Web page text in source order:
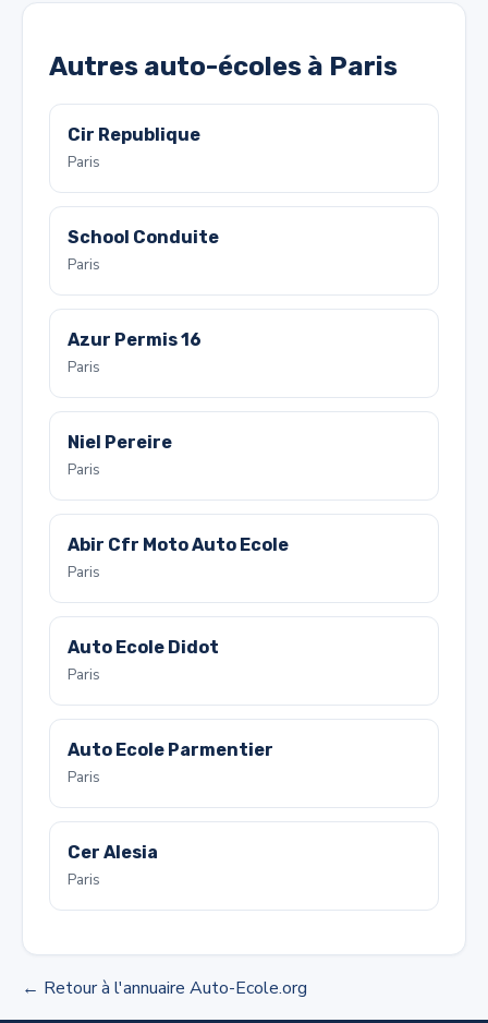
Autres auto-écoles à Paris
Cir Republique
Paris
School Conduite
Paris
Azur Permis 16
Paris
Niel Pereire
Paris
Abir Cfr Moto Auto Ecole
Paris
Auto Ecole Didot
Paris
Auto Ecole Parmentier
Paris
Cer Alesia
Paris
← Retour à l'annuaire Auto-Ecole.org